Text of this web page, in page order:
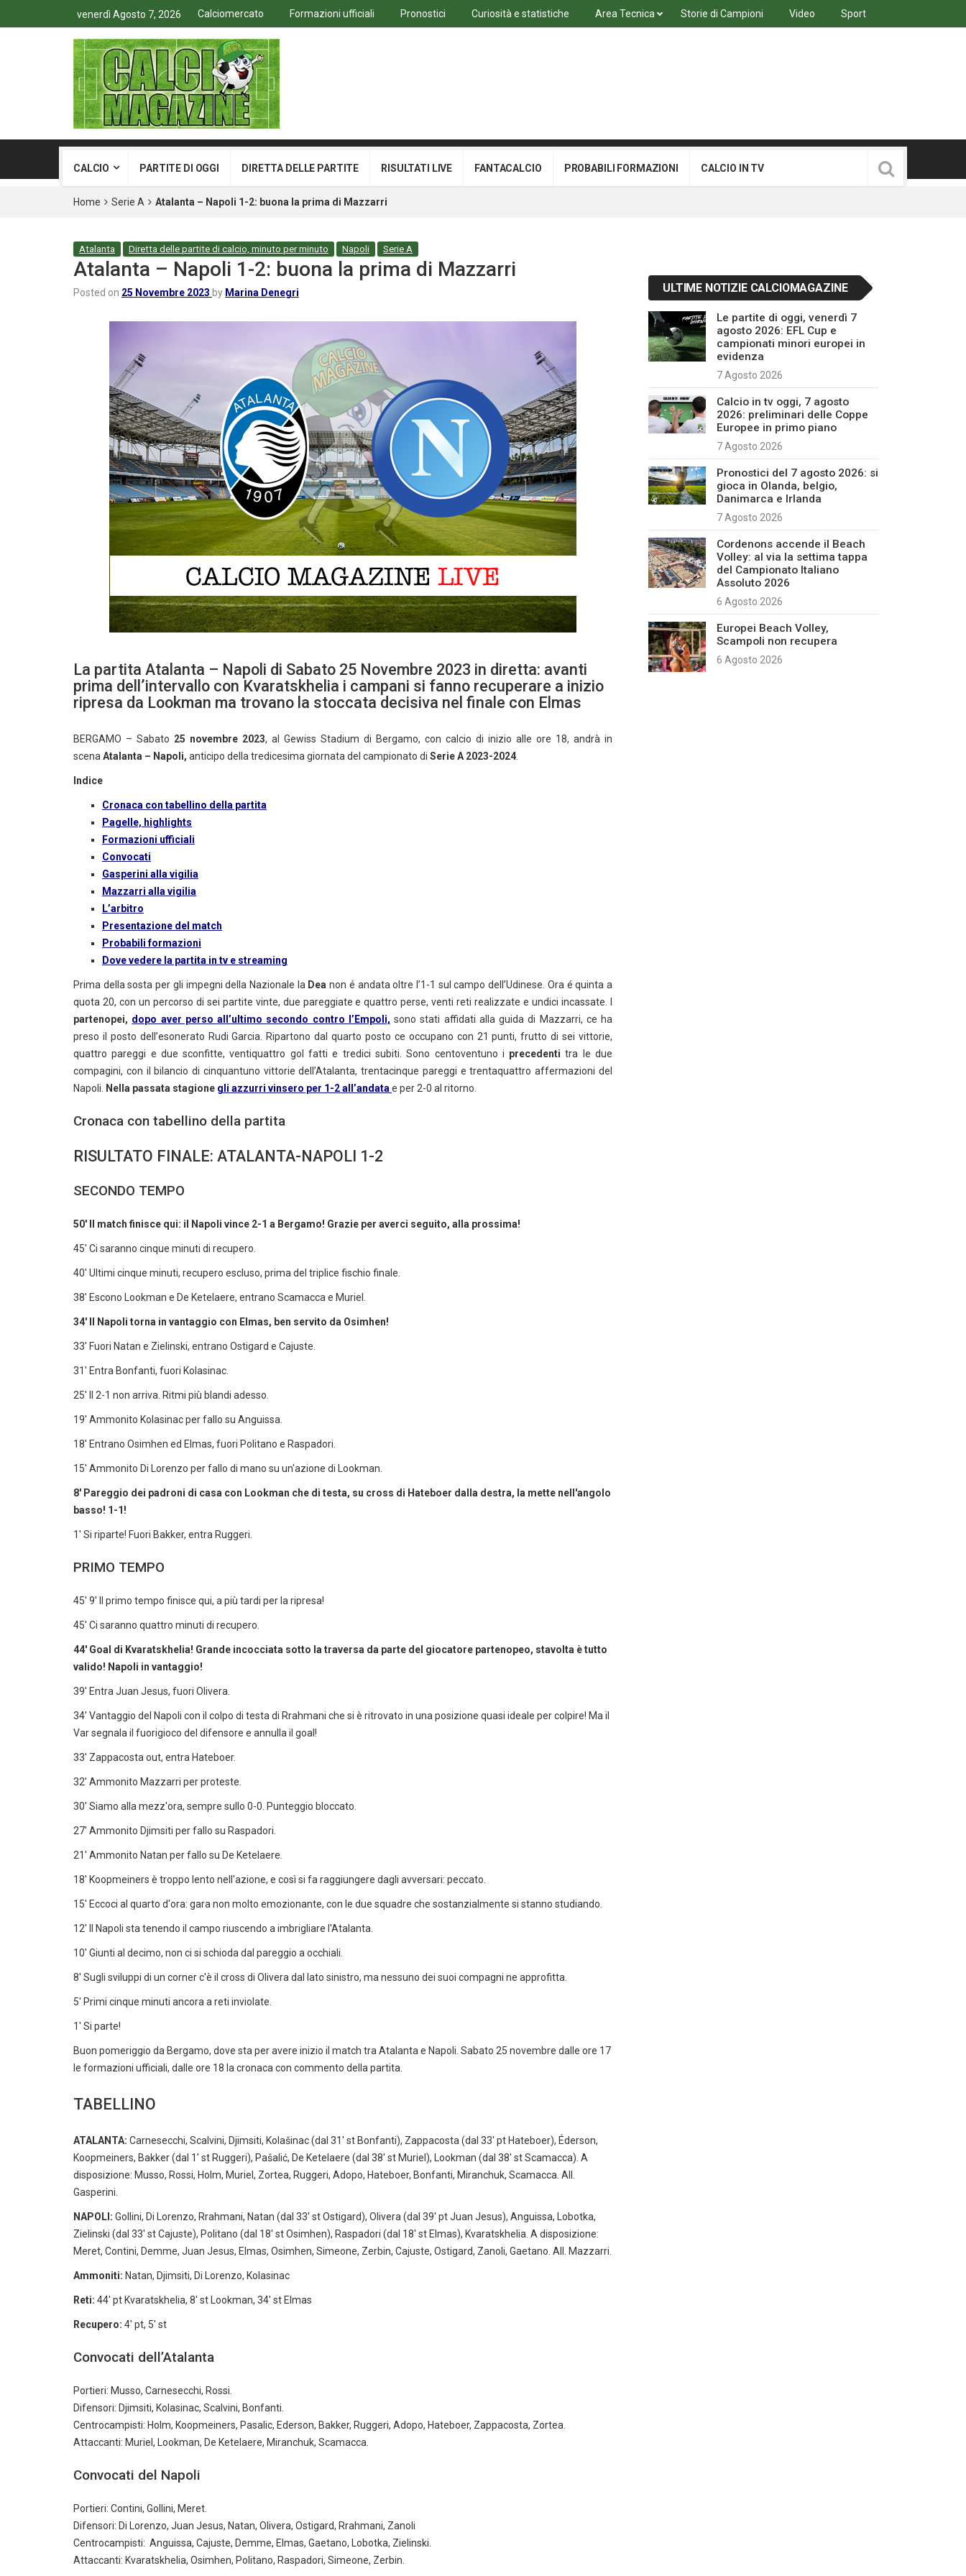
venerdì Agosto 7, 2026 Calciomercato Formazioni ufficiali Pronostici Curiosità e statistiche Area Tecnica Storie di Campioni Video Sport
CALCIO PARTITE DI OGGI DIRETTA DELLE PARTITE RISULTATI LIVE FANTACALCIO PROBABILI FORMAZIONI CALCIO IN TV
Home Serie A Atalanta – Napoli 1-2: buona la prima di Mazzarri
Atalanta Diretta delle partite di calcio, minuto per minuto Napoli Serie A
Atalanta – Napoli 1-2: buona la prima di Mazzarri
Posted on 25 Novembre 2023 by Marina Denegri
La partita Atalanta – Napoli di Sabato 25 Novembre 2023 in diretta: avanti
prima dell’intervallo con Kvaratskhelia i campani si fanno recuperare a inizio
ripresa da Lookman ma trovano la stoccata decisiva nel finale con Elmas
BERGAMO – Sabato 25 novembre 2023, al Gewiss Stadium di Bergamo, con calcio di inizio alle ore 18, andrà in
scena Atalanta – Napoli, anticipo della tredicesima giornata del campionato di Serie A 2023-2024
Indice
Cronaca con tabellino della partita
Pagelle, highlights
Formazioni ufficiali
Convocati
Gasperini alla vigilia
Mazzarri alla vigilia
L’arbitro
Presentazione del match
Probabili formazioni
Dove vedere la partita in tv e streaming
Prima della sosta per gli impegni della Nazionale la Dea non é andata oltre l’1-1 sul campo dell’Udinese. Ora é quinta a
quota 20, con un percorso di sei partite vinte, due pareggiate e quattro perse, venti reti realizzate e undici incassate. I
partenopei, dopo aver perso all’ultimo secondo contro l’Empoli, sono stati affidati alla guida di Mazzarri, ce ha
preso il posto dell’esonerato Rudi Garcia. Ripartono dal quarto posto ce occupano con 21 punti, frutto di sei vittorie,
quattro pareggi e due sconfitte, ventiquattro gol fatti e tredici subiti. Sono centoventuno i precedenti tra le due
compagini, con il bilancio di cinquantuno vittorie dell’Atalanta, trentacinque pareggi e trentaquattro affermazioni del
Napoli.
Nella passata stagione gli azzurri vinsero per 1-2 all’andata e per 2-0 al ritorno.
Cronaca con tabellino della partita
RISULTATO FINALE: ATALANTA-NAPOLI 1-2
SECONDO TEMPO
50' Il match finisce qui: il Napoli vince 2-1 a Bergamo! Grazie per averci seguito, alla prossima!
45' Ci saranno cinque minuti di recupero.
40' Ultimi cinque minuti, recupero escluso, prima del triplice fischio finale.
38' Escono Lookman e De Ketelaere, entrano Scamacca e Muriel.
34' Il Napoli torna in vantaggio con Elmas, ben servito da Osimhen!
33' Fuori Natan e Zielinski, entrano Ostigard e Cajuste.
31' Entra Bonfanti, fuori Kolasinac.
25' Il 2-1 non arriva. Ritmi più blandi adesso.
19' Ammonito Kolasinac per fallo su Anguissa.
18' Entrano Osimhen ed Elmas, fuori Politano e Raspadori.
15' Ammonito Di Lorenzo per fallo di mano su un'azione di Lookman.
8' Pareggio dei padroni di casa con Lookman che di testa, su cross di Hateboer dalla destra, la mette nell'angolo
basso! 1-1!
1' Si riparte! Fuori Bakker, entra Ruggeri.
PRIMO TEMPO
45' 9' Il primo tempo finisce qui, a più tardi per la ripresa!
45' Ci saranno quattro minuti di recupero.
44' Goal di Kvaratskhelia! Grande incocciata sotto la traversa da parte del giocatore partenopeo, stavolta è tutto
valido! Napoli in vantaggio!
39' Entra Juan Jesus, fuori Olivera.
34' Vantaggio del Napoli con il colpo di testa di Rrahmani che si è ritrovato in una posizione quasi ideale per colpire! Ma il
Var segnala il fuorigioco del difensore e annulla il goal!
33' Zappacosta out, entra Hateboer.
32' Ammonito Mazzarri per proteste.
30' Siamo alla mezz'ora, sempre sullo 0-0. Punteggio bloccato.
27' Ammonito Djimsiti per fallo su Raspadori.
21' Ammonito Natan per fallo su De Ketelaere.
18' Koopmeiners è troppo lento nell'azione, e così si fa raggiungere dagli avversari: peccato.
15' Eccoci al quarto d'ora: gara non molto emozionante, con le due squadre che sostanzialmente si stanno studiando.
12' Il Napoli sta tenendo il campo riuscendo a imbrigliare l'Atalanta.
10' Giunti al decimo, non ci si schioda dal pareggio a occhiali.
8' Sugli sviluppi di un corner c'è il cross di Olivera dal lato sinistro, ma nessuno dei suoi compagni ne approfitta.
5' Primi cinque minuti ancora a reti inviolate.
1' Si parte!
Buon pomeriggio da Bergamo, dove sta per avere inizio il match tra Atalanta e Napoli. Sabato 25 novembre dalle ore 17
le formazioni ufficiali, dalle ore 18 la cronaca con commento della partita.
TABELLINO
ATALANTA: Carnesecchi, Scalvini, Djimsiti, Kolašinac (dal 31' st Bonfanti), Zappacosta (dal 33' pt Hateboer), Éderson,
Koopmeiners, Bakker (dal 1' st Ruggeri), Pašalić, De Ketelaere (dal 38' st Muriel), Lookman (dal 38' st Scamacca). A
disposizione: Musso, Rossi, Holm, Muriel, Zortea, Ruggeri, Adopo, Hateboer, Bonfanti, Miranchuk, Scamacca. All.
Gasperini.
NAPOLI: Gollini, Di Lorenzo, Rrahmani, Natan (dal 33' st Ostigard), Olivera (dal 39' pt Juan Jesus), Anguissa, Lobotka,
Zielinski (dal 33' st Cajuste), Politano (dal 18' st Osimhen), Raspadori (dal 18' st Elmas), Kvaratskhelia. A disposizione:
Meret, Contini, Demme, Juan Jesus, Elmas, Osimhen, Simeone, Zerbin, Cajuste, Ostigard, Zanoli, Gaetano. All. Mazzarri.
Ammoniti: Natan, Djimsiti, Di Lorenzo, Kolasinac
Reti: 44' pt Kvaratskhelia, 8' st Lookman, 34' st Elmas
Recupero: 4' pt, 5' st
Convocati dell’Atalanta
Portieri: Musso, Carnesecchi, Rossi.
Difensori: Djimsiti, Kolasinac, Scalvini, Bonfanti.
Centrocampisti: Holm, Koopmeiners, Pasalic, Ederson, Bakker, Ruggeri, Adopo, Hateboer, Zappacosta, Zortea.
Attaccanti: Muriel, Lookman, De Ketelaere, Miranchuk, Scamacca.
Convocati del Napoli
Portieri: Contini, Gollini, Meret.
Difensori: Di Lorenzo, Juan Jesus, Natan, Olivera, Ostigard, Rrahmani, Zanoli
Centrocampisti: Anguissa, Cajuste, Demme, Elmas, Gaetano, Lobotka, Zielinski.
Attaccanti: Kvaratskhelia, Osimhen, Politano, Raspadori, Simeone, Zerbin.
ULTIME NOTIZIE CALCIOMAGAZINE
Le partite di oggi, venerdì 7
agosto 2026: EFL Cup e
campionati minori europei in
evidenza
7 Agosto 2026
Calcio in tv oggi, 7 agosto
2026: preliminari delle Coppe
Europee in primo piano
7 Agosto 2026
Pronostici del 7 agosto 2026: si
gioca in Olanda, belgio,
Danimarca e Irlanda
7 Agosto 2026
Cordenons accende il Beach
Volley: al via la settima tappa
del Campionato Italiano
Assoluto 2026
6 Agosto 2026
Europei Beach Volley,
Scampoli non recupera
6 Agosto 2026